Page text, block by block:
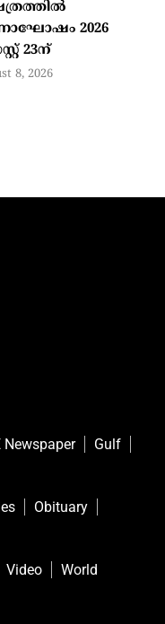
2026
23ന്
8, 2026
Newspaper
Gulf
Obituary
Video World